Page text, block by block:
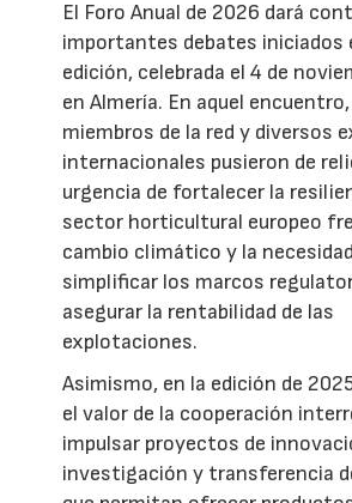
El Foro Anual de 2026 dará
importantes debates iniciados
edición, celebrada el 4 de
en Almería. En aquel
miembros de la red y diversos
internacionales pusieron de
urgencia de fortalecer la
sector horticultural europeo
cambio climático y la
simplificar los marcos
asegurar la rentabilidad de las
explotaciones.
Asimismo, en la edición de
el valor de la cooperación
impulsar proyectos de
investigación y transferencia